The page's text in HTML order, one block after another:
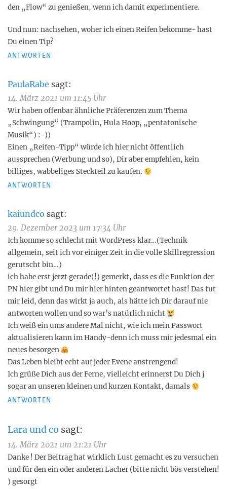
den „Flow“ zu genießen, wenn ich damit experimentiere.
Und nun: nachsehen, woher ich einen Reifen bekomme- hast
Du einen Tip?
ANTWORTEN
PaulaRabe sagt:
14. März 2021 um 11:45 Uhr
Wir haben offenbar ähnliche Präferenzen zum Thema
„Schwingung“ (Trampolin, Hula Hoop, „pentatonische
Musik“) :-))
Einen „Reifen-Tipp“ würde ich hier nicht öffentlich
aussprechen (Werbung und so), Dir aber empfehlen, kein
billiges, wabbeliges Steckteil zu kaufen.
ANTWORTEN
kaiundco sagt:
29. Dezember 2023 um 17:34 Uhr
Ich komme so schlecht mit WordPress klar…(Technik
allgemein, seit ich vor einiger Zeit in die volle Skillregression
gerutscht bin…)
ich habe erst jetzt gerade(!) gemerkt, dass es die Funktion der
PN hier gibt und Du mir hier hinten geantwortet hast! Das tut
mir leid, denn das wirkt ja auch, als hätte ich Dir darauf nie
antworten wollen und so war’s natürlich nicht
Ich weiß ein ums andere Mal nicht, wie ich mein Passwort
aktualisieren kann im Handy-denn ich muss mir jedesmal ein
neues besorgen
Das Leben bleibt echt auf jeder Evene anstrengend!
Ich grüße Dich aus der Ferne, vielleicht erinnerst Du Dich j
sogar an unseren kleinen und kurzen Kontakt, damals
ANTWORTEN
Lara und co sagt:
14. März 2021 um 21:21 Uhr
Danke ! Der Beitrag hat wirklich Lust gemacht es zu versuchen
und für den ein oder anderen Lacher (bitte nicht bös verstehen!
) gesorgt